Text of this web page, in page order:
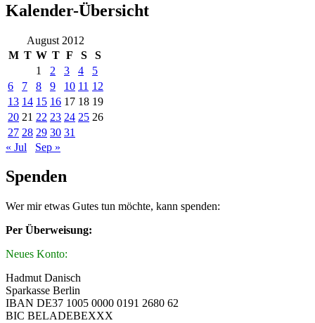
Kalender-Übersicht
August 2012
M T W T F S
S
1
2 3 4
5
6
7 8 9 10 11 12
13 14 15 16 17 18 19
20 21 22 23 24 25 26
27 28 29 30 31
« Jul
Sep »
Spenden
Wer mir etwas Gutes tun möchte, kann spenden:
Per Überweisung:
Neues Konto:
Hadmut Danisch
Sparkasse Berlin
IBAN DE37 1005 0000 0191 2680 62
BIC BELADEBEXXX